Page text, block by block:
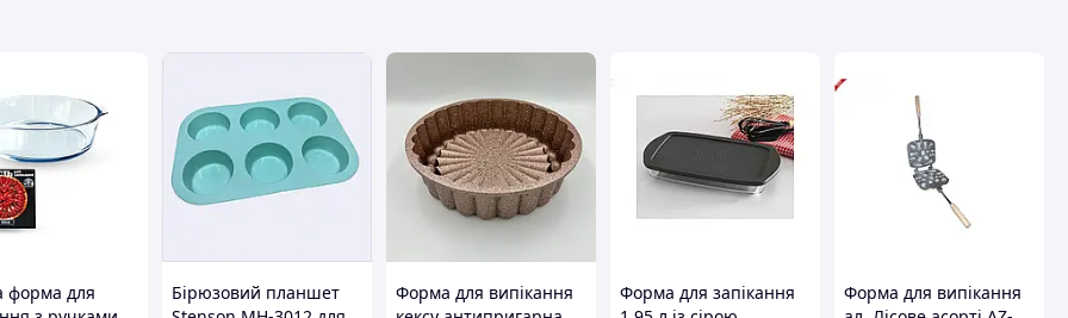
та кислототривкої глини.
яких піца- та подових печей за вашими
саме для вашої печі.
форма для
Бірюзовий планшет
Форма для випікання
Форма для запікання
Форма для випікання